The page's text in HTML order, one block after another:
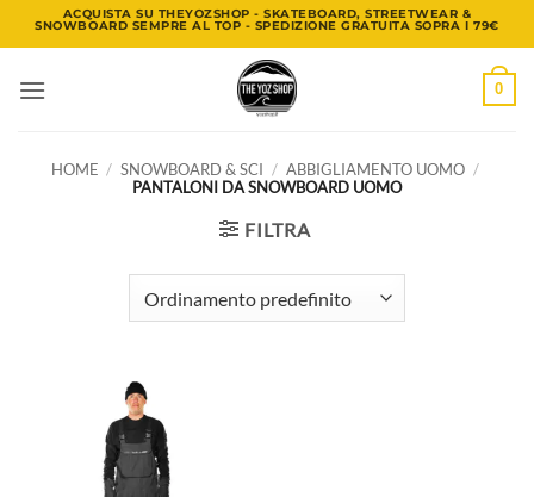
ai
ACQUISTA SU THEYOZSHOP - SKATEBOARD, STREETWEAR &
SNOWBOARD SEMPRE AL TOP - SPEDIZIONE GRATUITA SOPRA I 79€
0
HOME / SNOWBOARD & SCI / ABBIGLIAMENTO UOMO /
PANTALONI DA SNOWBOARD UOMO
FILTRA